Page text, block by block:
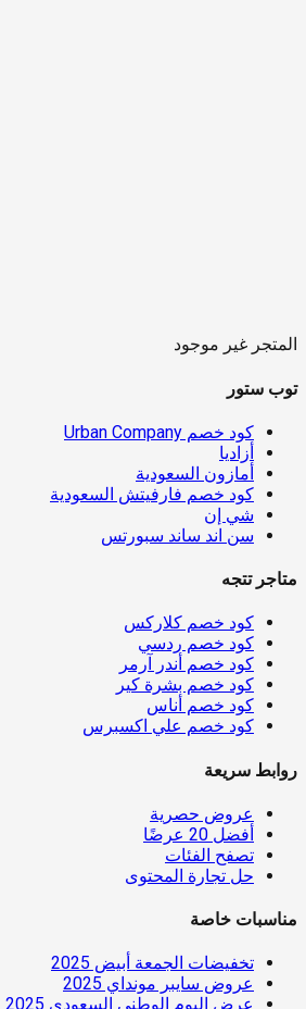
المتجر غير موجود
توب ستور
كود خصم Urban Company
أزاديا
أمازون السعودية
كود خصم فارفيتش السعودية
شي إن
سن اند ساند سبورتس
متاجر تتجه
كود خصم كلاركس
كود خصم ردسي
كود خصم أندر آرمر
كود خصم بشرة كير
كود خصم أناس
كود خصم علي اكسبرس
روابط سريعة
عروض حصرية
أفضل 20 عرضًا
تصفح الفئات
حل تجارة المحتوى
مناسبات خاصة
تخفيضات الجمعة أبيض 2025
عروض سايبر مونداي 2025
عرض اليوم الوطني السعودي 2025